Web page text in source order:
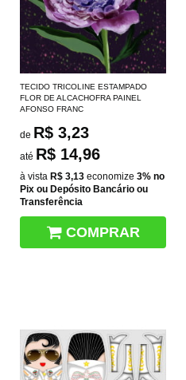
TECIDO TRICOLINE ESTAMPADO
FLOR DE ALCACHOFRA PAINEL
AFONSO FRANC
de R$ 3,23
até R$ 14,96
à vista R$ 3,13 economize 3% no
Pix ou Depósito Bancário ou
Transferência
COMPRAR